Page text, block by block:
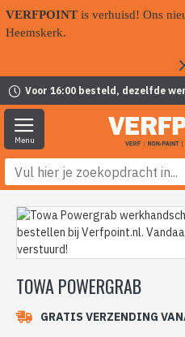
VERFPOINT is verhuisd! Ons
Heemskerk.
Voor 16:00 besteld, dezelfde
TOWA POWERGRAB
GRATIS VERZENDING